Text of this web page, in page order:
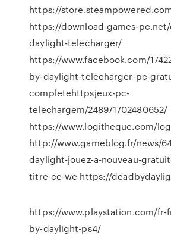
https://
https://download-games-
daylight-telecharger/
https://www.facebook.com/
by-daylight-telecharger-pc-
completehttpsjeux-pc-
telechargem/248971702480652/
https://www.logitheque.com/
http://www.gameblog.fr/news/
daylight-jouez-a-nouveau-
titre-ce-we https://
https://www.playstation.com/fr-
by-daylight-ps4/